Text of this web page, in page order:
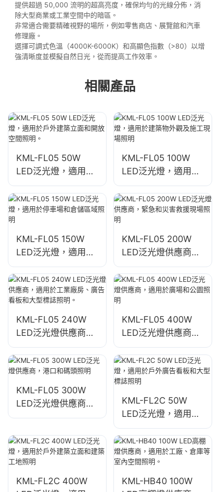
提供超過 50,000 流明的超高亮度，確保均勻的光線分佈，消
除大型商業或工業空間中的暗區。
非常適合需要精確視野的場所，例如零售商店、展覽館和汽車
修理廠。
選擇可調式色溫（4000K-6000K）和高顯色指數（>80）以增
強清晰度並模擬自然日光，從而提高工作效率。
相關產品
KML-FL05 50W
LED泛光燈，適用於
戶外建築立面和開放
空間照明。
KML-FL05 100W
LED泛光燈，適用於
建築物外觀及施工現
場照明
KML-FL05 150W
LED泛光燈，適用於
停車場和倉儲區域照
明
KML-FL05 200W
LED泛光燈供應商，
緊急和災害救援現場
照明
KML-FL05 240W
LED泛光燈供應商，
適用於工業廠房、廣
告看板和大型標誌照
明。
KML-FL05 400W
LED泛光燈供應商，
適用於廣場和公園照
明
KML-FL05 300W
LED泛光燈供應商，
港口和碼頭照明
KML-FL2C 50W
LED泛光燈，適用於
戶外廣告看板和大型
標誌照明
KML-FL2C 400W
KML-HB40 100W